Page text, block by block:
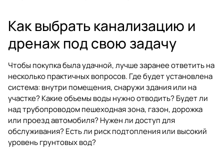
Как выбрать канализацию и
дренаж под свою задачу
Чтобы покупка была удачной, лучше заранее ответить на
несколько практичных вопросов. Где будет установлена
система: внутри помещения, снаружи здания или на
участке? Какие объемы воды нужно отводить? Будет ли
над трубопроводом пешеходная зона, газон, дорожка
или проезд автомобиля? Нужен ли доступ для
обслуживания? Есть ли риск подтопления или высокий
уровень грунтовых вод?